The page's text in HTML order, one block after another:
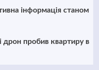
інформація станом
дрон пробив квартиру в